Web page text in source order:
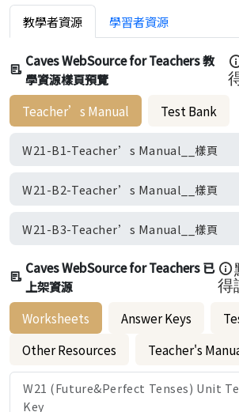
教學者資源 學習者資源
Caves WebSource for Teachers 教
學資源樣頁預覽
Teacher’s Manual Test Bank
W21-B1-Teacher’s Manual__樣頁
W21-B2-Teacher’s Manual__樣頁
W21-B3-Teacher’s Manual__樣頁
Caves WebSource for Teachers 已
上架資源
得
Worksheets Answer Keys
Other Resources
Teacher's
W21 (Future&Perfect Tenses) Unit
Key